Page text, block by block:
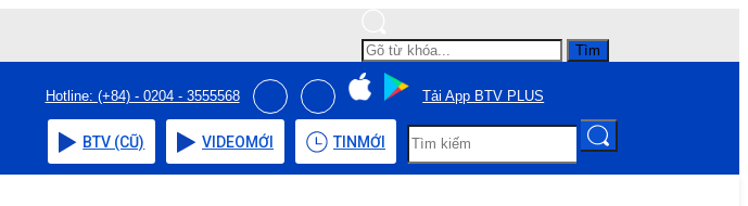
Tìm
Hotline: (+84) - 0204 - 3555568 Tải App BTV PLUS
BTV (CŨ) VIDEOMỚI TIN MỚI